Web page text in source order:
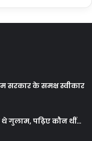
सरकार के समक्ष स्वीकार
थे गुलाम, पढ़िए कौन थीं…